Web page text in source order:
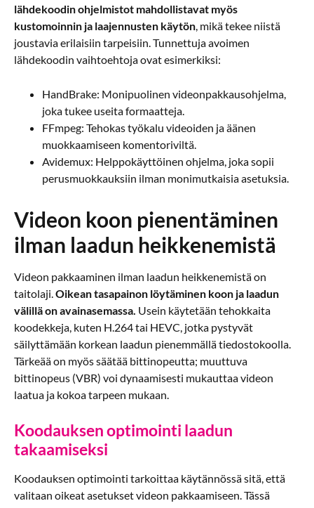
lähdekoodin ohjelmistot mahdollistavat myös
kustomoinnin ja laajennusten käytön, mikä tekee niistä
joustavia erilaisiin tarpeisiin. Tunnettuja avoimen
lähdekoodin vaihtoehtoja ovat esimerkiksi:
HandBrake: Monipuolinen videonpakkausohjelma,
joka tukee useita formaatteja.
FFmpeg: Tehokas työkalu videoiden ja äänen
muokkaamiseen komentoriviltä.
Avidemux: Helppokäyttöinen ohjelma, joka sopii
perusmuokkauksiin ilman monimutkaisia asetuksia.
Videon koon pienentäminen
ilman laadun heikkenemistä
Videon pakkaaminen ilman laadun heikkenemistä on
taitolaji.Oikean tasapainon löytäminen koon ja laadun
välillä on avainasemassa. Usein käytetään tehokkaita
koodekkeja, kuten H.264 tai HEVC, jotka pystyvät
säilyttämään korkean laadun pienemmällä tiedostokoolla.
Tärkeää on myös säätää bittinopeutta; muuttuva
bittinopeus (VBR) voi dynaamisesti mukauttaa videon
laatua ja kokoa tarpeen mukaan.
Koodauksen optimointi laadun
takaamiseksi
Koodauksen optimointi tarkoittaa käytännössä sitä, että
valitaan oikeat asetukset videon pakkaamiseen. Tässä